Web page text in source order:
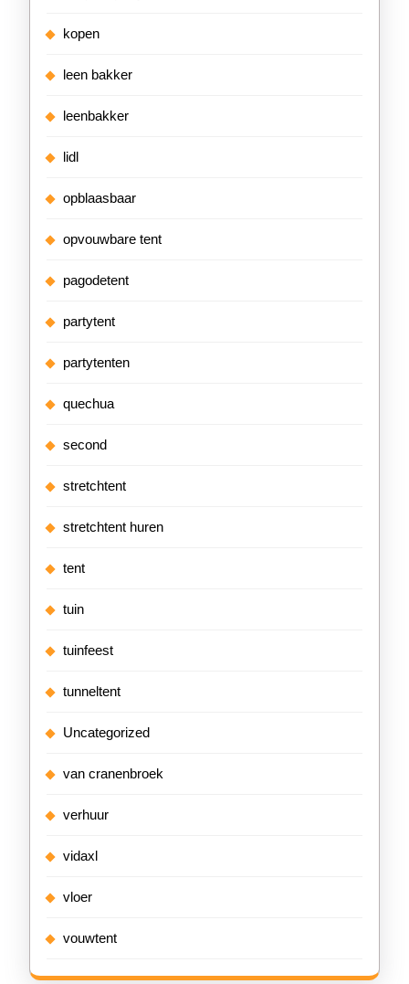
kopen
leen bakker
leenbakker
lidl
opblaasbaar
opvouwbare tent
pagodetent
partytent
partytenten
quechua
second
stretchtent
stretchtent huren
tent
tuin
tuinfeest
tunneltent
Uncategorized
van cranenbroek
verhuur
vidaxl
vloer
vouwtent